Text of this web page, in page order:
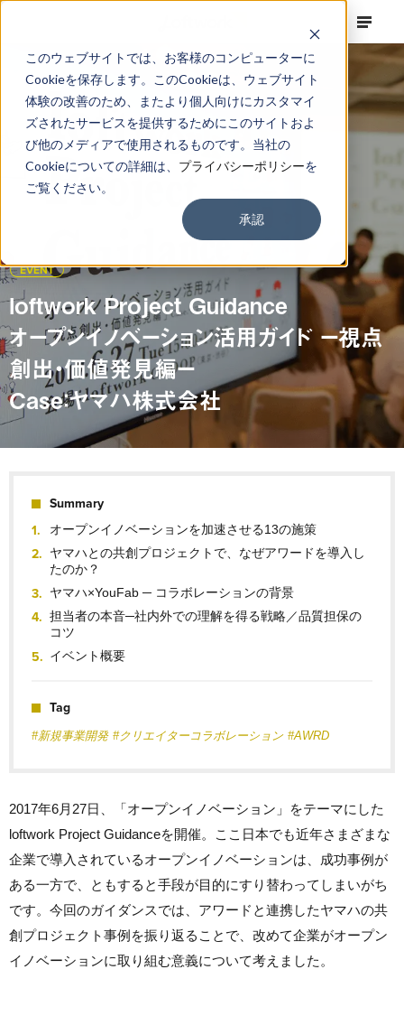
このウェブサイトでは、お客様のコンピューターに
Cookieを保存します。このCookieは、ウェブサイト
体験の改善のため、またより個人向けにカスタマイ
ズされたサービスを提供するためにこのサイトおよ
び他のメディアで使用されるものです。当社の
Cookieについての詳細は、 プライバシーポリシーを
ご覧ください。
承認
EVENT
loftwork Project Guidance
オープンイノベーション活用ガイド ー視点
創出・価値発見編ー
Case：ヤマハ株式会社
Summary
オープンイノベーションを加速させる13の施策
ヤマハとの共創プロジェクトで、なぜアワードを導入し
たのか？
ヤマハ×YouFab ─ コラボレーションの背景
担当者の本音─社内外での理解を得る戦略／品質担保の
コツ
イベント概要
Tag
#新規事業開発 #クリエイターコラボレーション #AWRD
2017年6月27日、「オープンイノベーション」をテーマにした
loftwork Project Guidanceを開催。ここ日本でも近年さまざまな
企業で導入されているオープンイノベーションは、成功事例が
ある一方で、ともすると手段が目的にすり替わってしまいがち
です。今回のガイダンスでは、アワードと連携したヤマハの共
創プロジェクト事例を振り返ることで、改めて企業がオープン
イノベーションに取り組む意義について考えました。